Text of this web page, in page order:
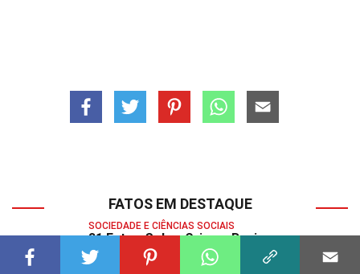
FATOS EM DESTAQUE
SOCIEDADE E CIÊNCIAS SOCIAIS
31 Fatos Sobre Crimes Reais